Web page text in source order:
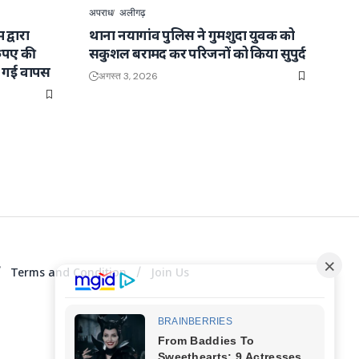
की
गई वापस
अपराध अलीगढ़
थाना नयागांव पुलिस ने गुमशुदा युवक को
सकुशल बरामद कर परिजनों को किया सुपुर्द
अगस्त 3, 2026
Terms and Condition Join Us